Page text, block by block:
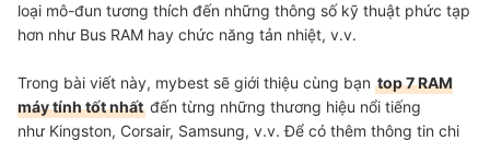
loại mô-đun tương thích đến những thông số kỹ thuật phức tạp
hơn như Bus RAM hay chức năng tản nhiệt, v.v.
Trong bài viết này, mybest sẽ giới thiệu cùng bạn top 7 RAM
máy tính tốt nhất đến từng những thương hiệu nổi tiếng
như Kingston, Corsair, Samsung, v.v. Để có thêm thông tin chi